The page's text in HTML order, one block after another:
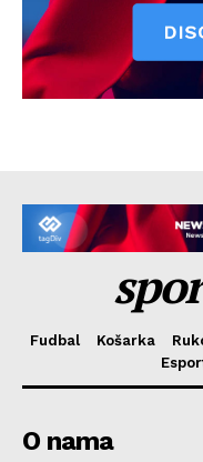
Fudbal Košarka
O nama